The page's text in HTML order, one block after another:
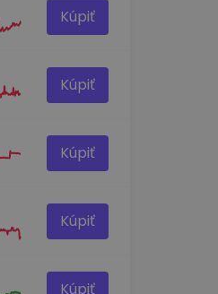
Kúpiť
Kúpiť
Kúpiť
Kúpiť
Kúpiť